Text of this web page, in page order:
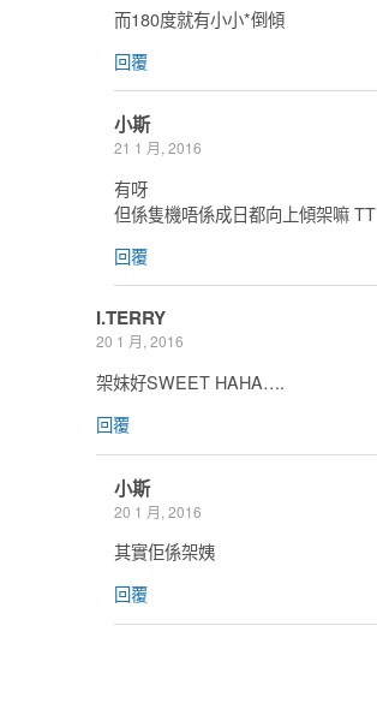
而180度就有小小*倒傾
回覆
小斯
21 1 月, 2016
有呀
但係隻機唔係成日都向上傾架嘛 TT
回覆
I.TERRY
20 1 月, 2016
架妹好SWEET HAHA….
回覆
小斯
20 1 月, 2016
其實佢係架姨
回覆